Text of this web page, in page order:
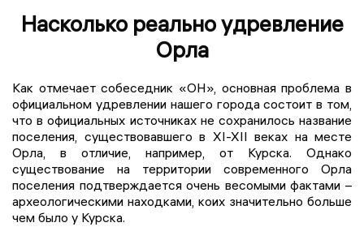
Насколько реально удревление
Орла
Как отмечает собеседник «ОН», основная проблема в
официальном удревлении нашего города состоит в том,
что в официальных источниках не сохранилось название
поселения, существовавшего в XI-XII веках на месте
Орла, в отличие, например, от Курска. Однако
существование на территории современного Орла
поселения подтверждается очень весомыми фактами –
археологическими находками, коих значительно больше
чем было у Курска.